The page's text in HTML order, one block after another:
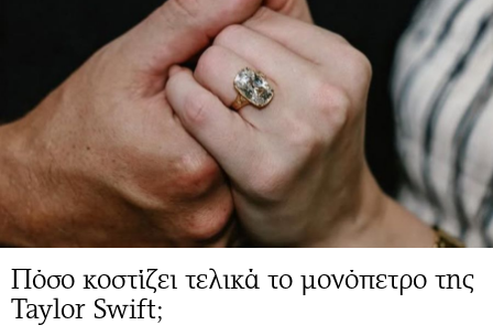
Πόσο κοστίζει τελικά το μονόπετρο της
Taylor Swift;